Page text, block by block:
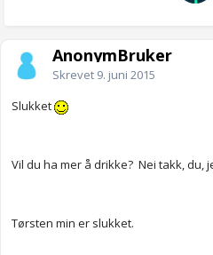
AnonymBruker
Skrevet 9. juni 2015
Slukket
Vil du ha mer å drikke? Nei takk, du,
Tørsten min er slukket.